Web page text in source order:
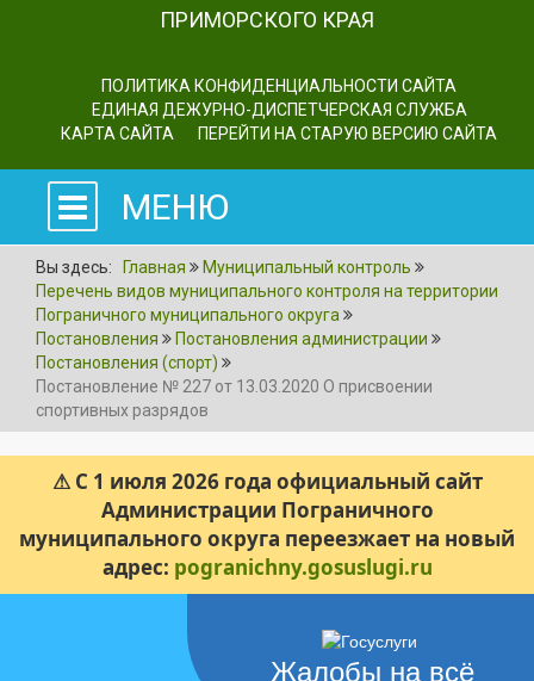
ПРИМОРСКОГО КРАЯ
ПОЛИТИКА КОНФИДЕНЦИАЛЬНОСТИ САЙТА
ЕДИНАЯ ДЕЖУРНО-ДИСПЕТЧЕРСКАЯ СЛУЖБА
КАРТА САЙТА
ПЕРЕЙТИ НА СТАРУЮ ВЕРСИЮ САЙТА
МЕНЮ
Вы здесь: Главная
Муниципальный контроль
Перечень видов муниципального контроля на территории
Пограничного муниципального округа
Постановления
Постановления администрации
Постановления (спорт)
Постановление № 227 от 13.03.2020 О присвоении
спортивных разрядов
⚠ С 1 июля 2026 года официальный сайт
Администрации Пограничного
муниципального округа переезжает на новый
адрес: pogranichny.gosuslugi.ru
Жалобы на всё